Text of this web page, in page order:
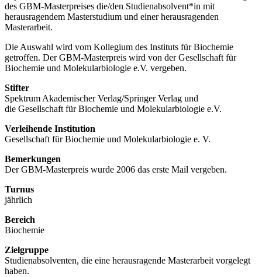
des GBM-Masterpreises die/den Studienabsolvent*in mit
herausragendem Masterstudium und einer herausragenden
Masterarbeit.
Die Auswahl wird vom Kollegium des Instituts für Biochemie
getroffen. Der GBM-Masterpreis wird von der Gesellschaft für
Biochemie und Molekularbiologie e.V. vergeben.
Stifter
Spektrum Akademischer Verlag/Springer Verlag und
die Gesellschaft für Biochemie und Molekularbiologie e.V.
Verleihende Institution
Gesellschaft für Biochemie und Molekularbiologie e. V.
Bemerkungen
Der GBM-Masterpreis wurde 2006 das erste Mail vergeben.
Turnus
jährlich
Bereich
Biochemie
Zielgruppe
Studienabsolventen, die eine herausragende Masterarbeit vorgelegt
haben.